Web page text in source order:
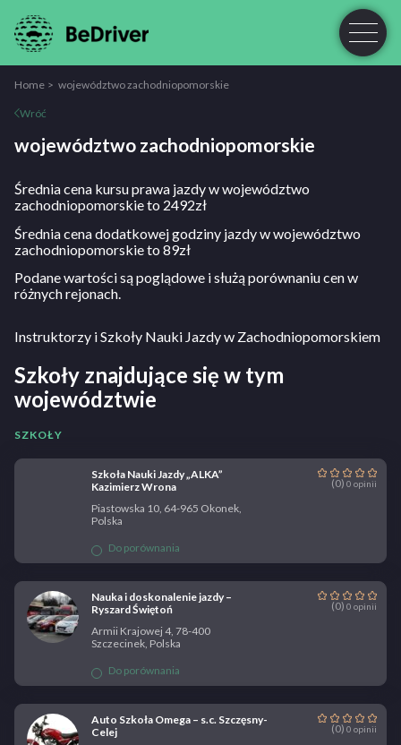
Home województwo zachodniopomorskie
Wróć
województwo zachodniopomorskie
Średnia cena kursu prawa jazdy w województwo
zachodniopomorskie to 2492zł
Średnia cena dodatkowej godziny jazdy w województwo
zachodniopomorskie to 89zł
Podane wartości są poglądowe i służą porównaniu cen w
różnych rejonach.
Instruktorzy i Szkoły Nauki Jazdy w Zachodniopomorskiem
Szkoły znajdujące się w tym
województwie
SZKOŁY
Szkoła Nauki Jazdy „ALKA”
Kazimierz Wrona
(0) 0 opinii
Piastowska 10, 64-965 Okonek,
Polska
Do porównania
Nauka i doskonalenie jazdy –
Ryszard Świętoń
(0) 0 opinii
Armii Krajowej 4, 78-400
Szczecinek, Polska
Do porównania
Auto Szkoła Omega – s.c. Szczęsny-
Celej
(0) 0 opinii